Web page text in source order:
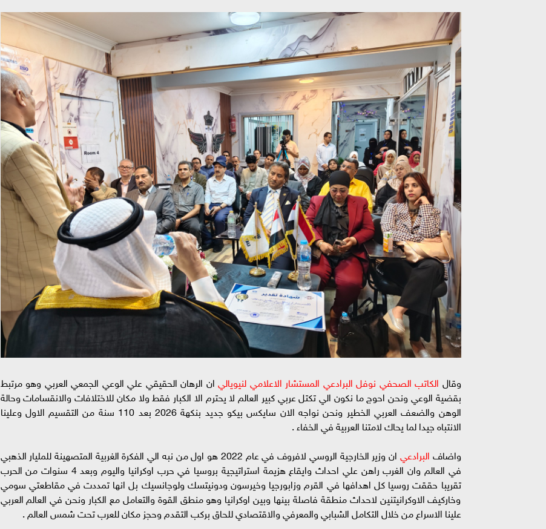
وقال الكاتب الصحفي نوفل البرادعي المستشار الاعلامي لنيويالي ان الرهان الحقيقي علي الوعي الجمعي العربي وهو مرتبط
بقضية الوعي ونحن احوج ما نكون الي تكتل عربي كبير العالم لا يحترم الا الكبار فقط ولا مكان للاختلافات والانقسامات وحالة
الوهن والضعف العربي الخطير ونحن نواجه الان سايكس بيكو جديد بنكهة 2026 بعد 110 سنة من التقسيم الاول وعلينا
الانتباه جيدا لما يحاك لامتنا العربية في الخفاء .
واضاف البرادعي
ان وزير الخارجية الروسي لافروف في عام 2022 هو اول من نبه الي الفكرة الغربية المتصهينة للمليار الذهبي
في العالم وان الغرب راهن علي احداث وايقاع هزيمة استراتيجية بروسيا في حرب اوكرانيا واليوم وبعد 4 سنوات من الحرب
تقريبا حققت روسيا كل اهدافها في القرم وزابورجيا وخيرسون ودونيتسك ولوجانسيك بل انها تمددت في مقاطعتي سومي
وخاركيف الاوكرانيتنين لاحداث منطقة فاصلة بينها وبين اوكرانيا وهو منطق القوة والتعامل مع الكبار ونحن في العالم العربي
علينا الاسراع من خلال التكامل الشبابي والمعرفي والاقتصادي للحاق بركب التقدم وحجز مكان للعرب تحت شمس العالم .